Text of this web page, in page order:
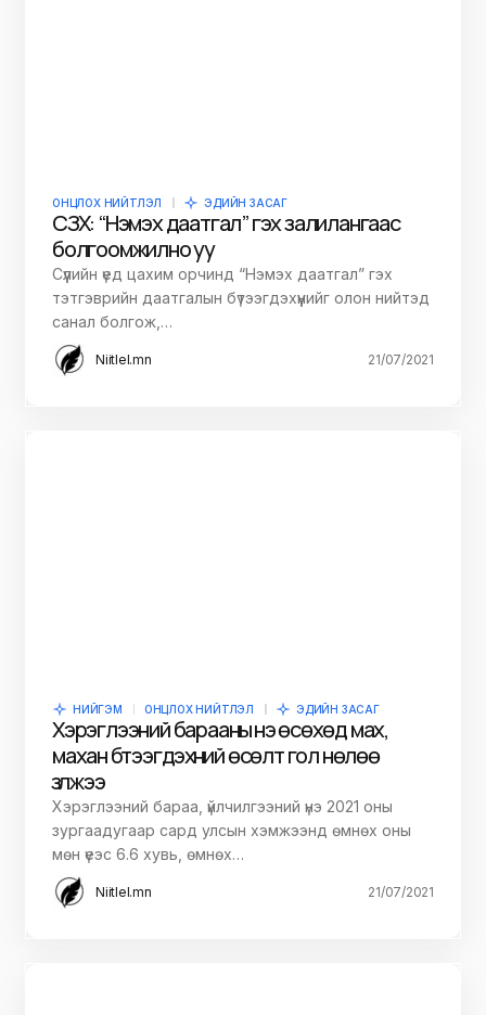
ОНЦЛОХ НИЙТЛЭЛ ЭДИЙН ЗАСАГ
СЗХ: “Нэмэх даатгал” гэх залилангаас
болгоомжилно уу
Сүүлийн үед цахим орчинд “Нэмэх даатгал” гэх
тэтгэврийн даатгалын бүтээгдэхүүнийг олон нийтэд
санал болгож,…
Niitlel.mn 21/07/2021
НИЙГЭМ ОНЦЛОХ НИЙТЛЭЛ ЭДИЙН ЗАСАГ
Хэрэглээний барааны үнэ өсөхөд мах,
махан бүтээгдэхүүний өсөлт гол нөлөө
үзүүлжээ
Хэрэглээний бараа, үйлчилгээний үнэ 2021 оны
зургаадугаар сард улсын хэмжээнд өмнөх оны
мөн үеэс 6.6 хувь, өмнөх…
Niitlel.mn 21/07/2021